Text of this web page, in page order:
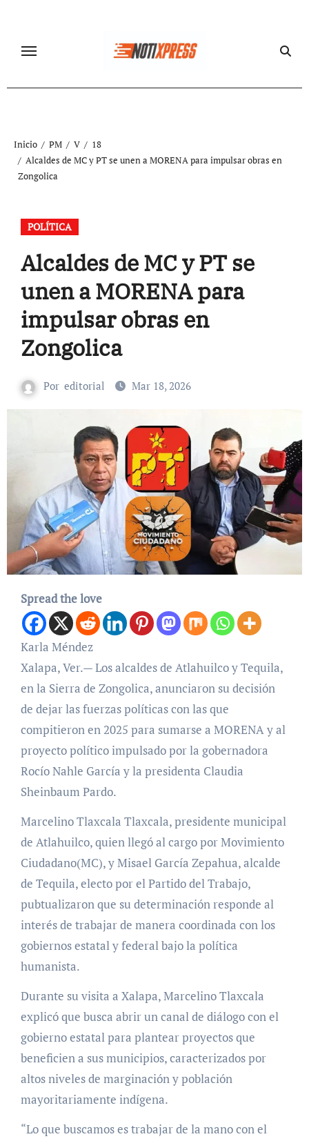
contenido
Inicio PM V
18
Alcaldes de MC y PT se unen a MORENA para impulsar obras en
Zongolica
POLÍTICA
Alcaldes de MC y PT se
unen a MORENA para
impulsar obras en
Zongolica
Por editorial Mar 18, 2026
Spread the love
Karla Méndez
Xalapa, Ver.— Los alcaldes de Atlahuilco y Tequila,
en la Sierra de Zongolica, anunciaron su decisión
de dejar las fuerzas políticas con las que
compitieron en 2025 para sumarse a MORENA y al
proyecto político impulsado por la gobernadora
Rocío Nahle García y la presidenta Claudia
Sheinbaum Pardo.
Marcelino Tlaxcala Tlaxcala, presidente municipal
de Atlahuilco, quien llegó al cargo por Movimiento
Ciudadano(MC), y Misael García Zepahua, alcalde
de Tequila, electo por el Partido del Trabajo,
pubtualizaron que su determinación responde al
interés de trabajar de manera coordinada con los
gobiernos estatal y federal bajo la política
humanista.
Durante su visita a Xalapa, Marcelino Tlaxcala
explicó que busca abrir un canal de diálogo con el
gobierno estatal para plantear proyectos que
beneficien a sus municipios, caracterizados por
altos niveles de marginación y población
mayoritariamente indígena.
“Lo que buscamos es trabajar de la mano con el